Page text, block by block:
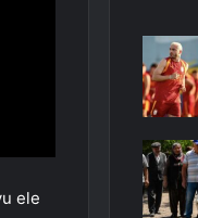
ele